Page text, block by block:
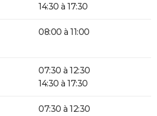
14:30 à 17:30
08:00 à 11:00
07:30 à 12:30
14:30 à 17:30
07:30 à 12:30